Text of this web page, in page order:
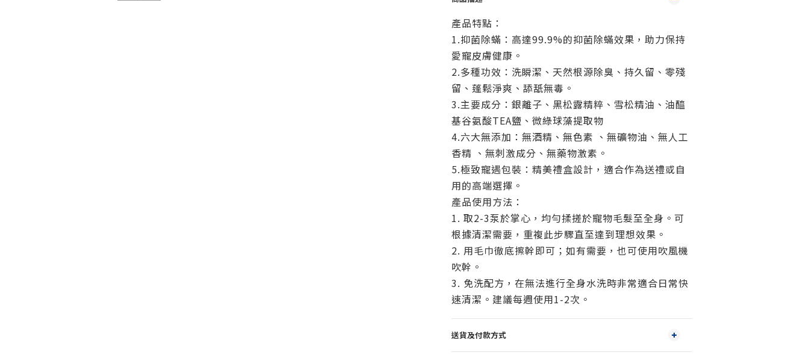
產品特點：
1.抑菌除蟎：高達99.9%的抑菌除蟎效果，助力保持
愛寵皮膚健康。
2.多種功效：洗瞬潔、天然根源除臭、持久留、零殘
留、蓬鬆淨爽、舔舐無毒。
3.主要成分：銀離子、黑松露精粹、雪松精油、油醯
基谷氨酸TEA鹽、微綠球藻提取物
4.六大無添加：無酒精、無色素 、無礦物油、無人工
香精 、無刺激成分、無藥物激素。
5.極致寵遇包裝：精美禮盒設計，適合作為送禮或自
用的高端選擇。
產品使用方法：
1. 取2-3泵於掌心，均勻揉搓於寵物毛髮至全身。可
根據清潔需要，重複此步驟直至達到理想效果。
2. 用毛巾徹底擦幹即可；如有需要，也可使用吹風機
吹幹。
3. 免洗配方，在無法進行全身水洗時非常適合日常快
速清潔。建議每週使用1-2次。
送貨及付款方式